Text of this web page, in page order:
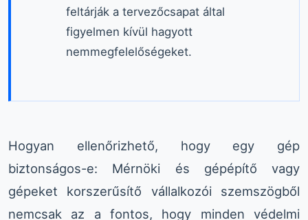
feltárják a tervezőcsapat által
figyelmen kívül hagyott
nemmegfelelőségeket.
Hogyan ellenőrizhető, hogy egy gép
biztonságos-e: Mérnöki és gépépítő vagy
gépeket korszerűsítő vállalkozói szemszögből
nemcsak az a fontos, hogy minden védelmi